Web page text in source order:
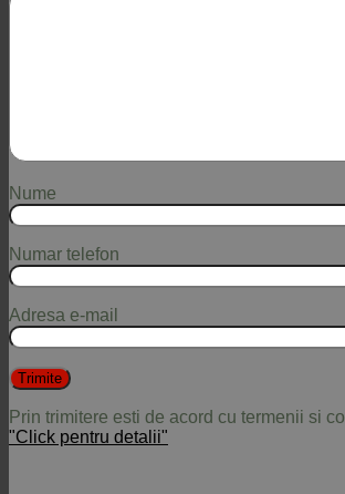
Nume
Numar telefon
Adresa e-mail
Prin trimitere esti de acord cu termenii si
"Click pentru detalii"